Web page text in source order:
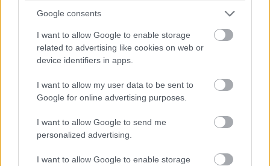
Google consents
I want to allow Google to enable storage
related to advertising like cookies on web or
device identifiers in apps.
I want to allow my user data to be sent to
Google for online advertising purposes.
I want to allow Google to send me
personalized advertising.
I want to allow Google to enable storage